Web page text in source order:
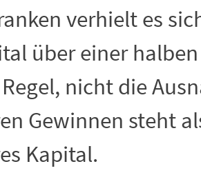
verhielt es
über einer
nicht die
Gewinnen steht
Kapital.